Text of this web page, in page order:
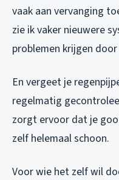
vaak aan vervanging
zie ik vaker nieuwere
problemen krijgen
En vergeet je
regelmatig
zorgt ervoor dat je
zelf helemaal schoon.
Voor wie het zelf wil